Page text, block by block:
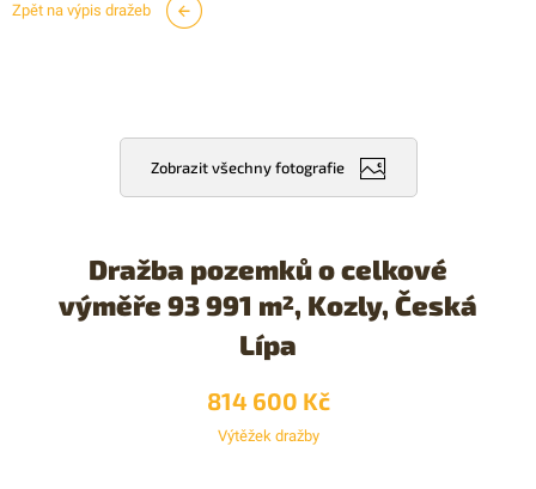
Zpět na výpis dražeb
Zobrazit všechny fotografie
Dražba pozemků o celkové
výměře 93 991 m2, Kozly, Česká
Lípa
814 600 Kč
Výtěžek dražby